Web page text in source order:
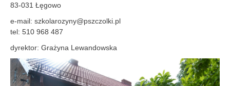
83-031 Łęgowo
e-mail: szkolarozyny@pszczolki.pl
tel: 510 968 487
dyrektor: Grażyna Lewandowska